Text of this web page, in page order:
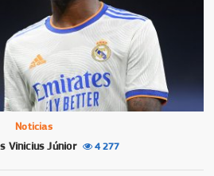
Noticias
Vinicius Júnior 4 277